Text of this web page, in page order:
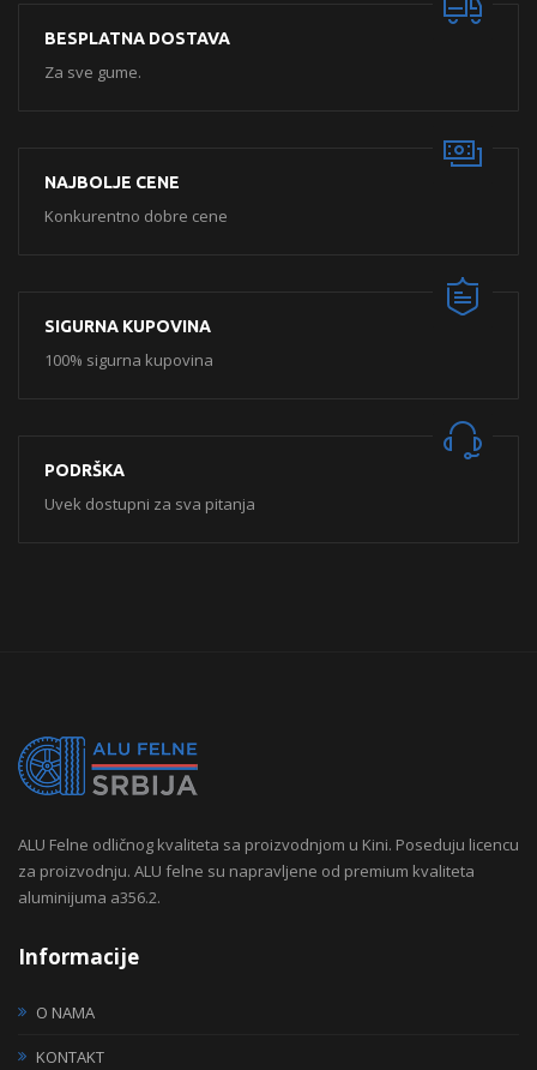
BESPLATNA DOSTAVA
Za sve gume.
NAJBOLJE CENE
Konkurentno dobre cene
SIGURNA KUPOVINA
100% sigurna kupovina
PODRŠKA
Uvek dostupni za sva pitanja
ALU Felne odličnog kvaliteta sa proizvodnjom u Kini. Poseduju licencu
za proizvodnju. ALU felne su napravljene od premium kvaliteta
aluminijuma a356.2.
Informacije
O NAMA
KONTAKT